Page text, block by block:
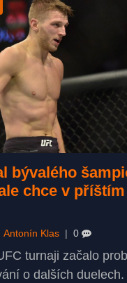
bývalého
chce v
Antonín Klas 0
turnaji začalo
o dalších duelech.